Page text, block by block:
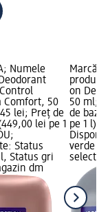
Numele
Comfort, 50
lei; Preț de
lei pe 1
Status
Status gri
dm
Marcă:
on
50 ml;
de
pe 1 l);
verde